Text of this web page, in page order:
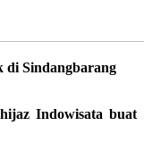
di Sindangbarang
Indowisata buat